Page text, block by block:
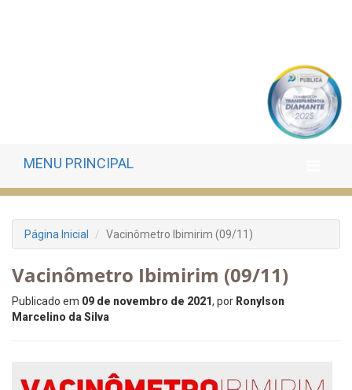
MENU PRINCIPAL
Página Inicial Vacinômetro Ibimirim (09/11)
Vacinômetro Ibimirim (09/11)
Publicado em 09 de novembro de 2021, por Ronylson
Marcelino da Silva